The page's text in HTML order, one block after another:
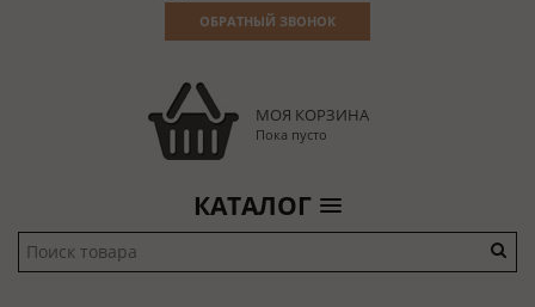
ОБРАТНЫЙ ЗВОНОК
МОЯ КОРЗИНА
Пока пусто
КАТАЛОГ